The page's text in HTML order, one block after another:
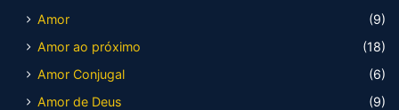
Amor
(9)
Amor ao próximo
(18)
Amor Conjugal
(6)
Amor de Deus
(9)